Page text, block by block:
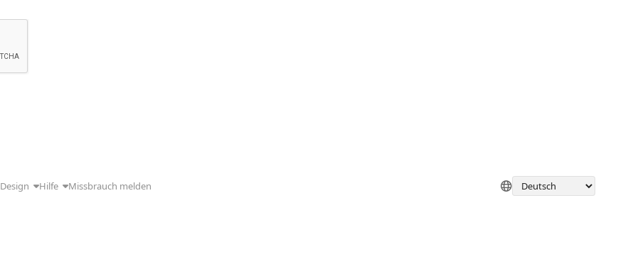
Design Hilfe Missbrauch melden